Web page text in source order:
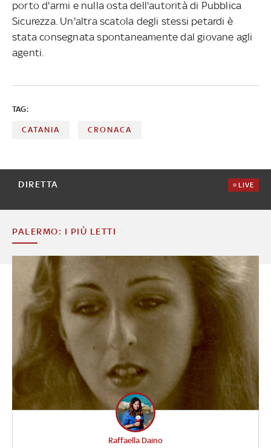
porto d'armi e nulla osta dell'autorità di Pubblica
Sicurezza. Un'altra scatola degli stessi petardi è
stata consegnata spontaneamente dal giovane agli
agenti.
TAG:
CATANIA CRONACA
DIRETTA LIVE
PALERMO: I PIÙ LETTI
Raffaella Daino